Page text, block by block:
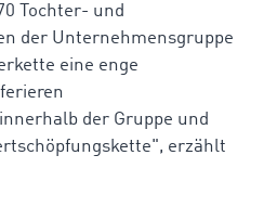
Tochter- und
der Unternehmensgruppe
eine enge
der Gruppe und
erzählt